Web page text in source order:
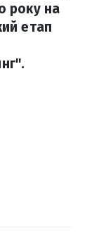
року на
етап